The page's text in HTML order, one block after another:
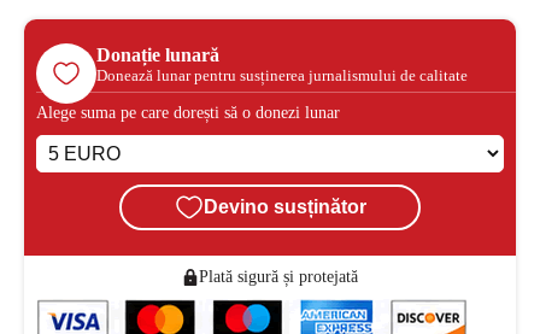
Donație lunară
Donează lunar pentru susținerea jurnalismului de calitate
Alege suma pe care dorești să o donezi lunar
Devino susținător
Plată sigură și protejată